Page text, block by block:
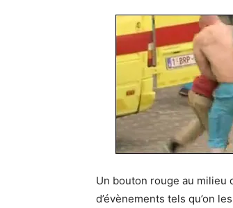
Un bouton rouge au milieu
d’évènements tels qu’on